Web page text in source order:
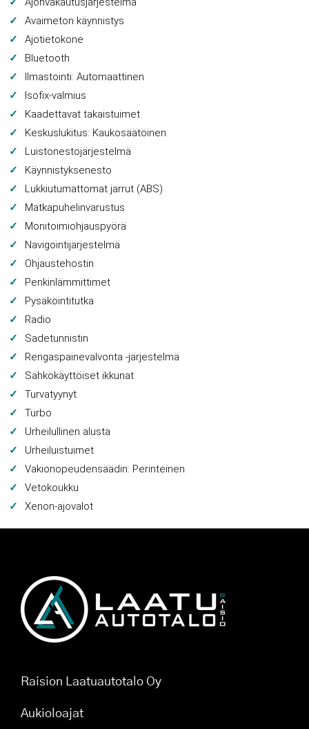
Avaimeton käynnistys
Ajotietokone
Bluetooth
Ilmastointi: Automaattinen
Isofix-valmius
Kaadettavat takaistuimet
Keskuslukitus: Kaukosäätöinen
Luistonestojärjestelmä
Käynnistyksenesto
Lukkiutumattomat jarrut (ABS)
Matkapuhelinvarustus
Monitoimiohjauspyörä
Navigointijärjestelmä
Ohjaustehostin
Penkinlämmittimet
Pysäköintitutka
Radio
Sadetunnistin
Rengaspainevalvonta -järjestelmä
Sähkökäyttöiset ikkunat
Turvatyynyt
Turbo
Urheilullinen alusta
Urheiluistuimet
Vakionopeudensäädin: Perinteinen
Vetokoukku
Xenon-ajovalot
Raision Laatuautotalo Oy
Aukioloajat